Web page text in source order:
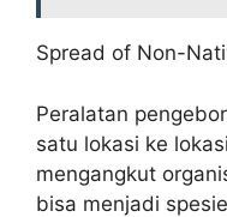
Spread of Non-
Peralatan
satu lokasi ke
mengangkut
bisa menjadi